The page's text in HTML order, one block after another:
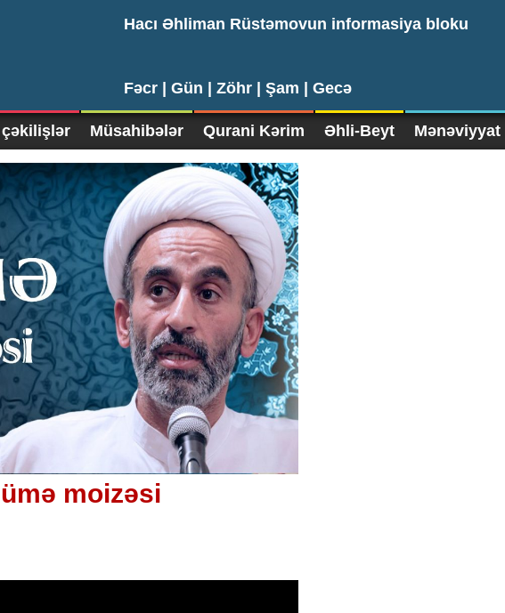
Hacı Əhliman Rüstəmovun informasiya bloku
Fəcr | Gün | Zöhr | Şam | Gecə
Müsahibələr Qurani Kərim Əhli-Beyt Mənəviyyat
moizəsi